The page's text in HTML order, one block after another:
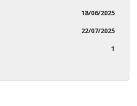
18/06/2025
22/07/2025
1